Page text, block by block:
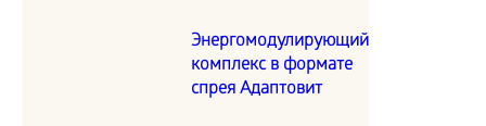
Энергомодулирующий
комплекс в формате
спрея Адаптовит